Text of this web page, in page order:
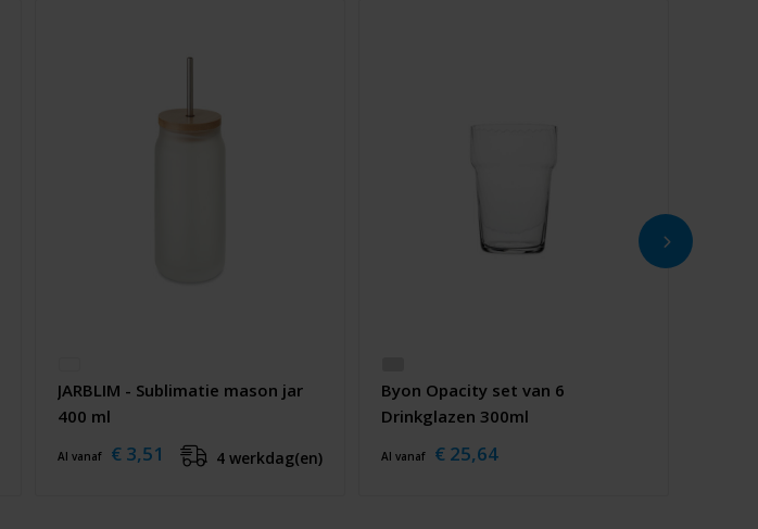
JARBLIM - Sublimatie mason jar
400 ml
Al vanaf € 3,51 4 werkdag(en)
Byon Opacity set van 6
Drinkglazen 300ml
Al vanaf € 25,64